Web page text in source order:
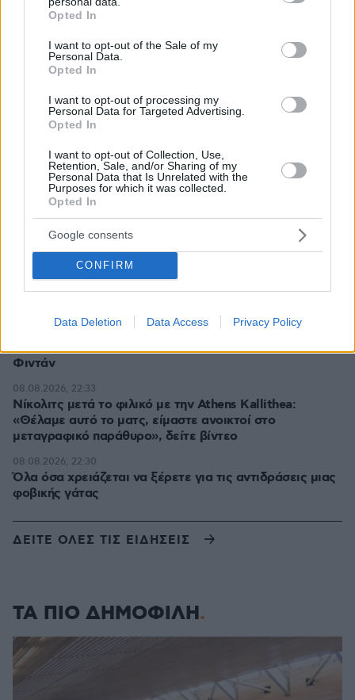
grant or deny consent to Google and its third-party tags to
use your data for below specified purposes in below Google
consent section.
Opted In
I want to opt-out of the Sale of my
Personal Data.
Opted In
I want to opt-out of processing my
Personal Data for Targeted Advertising.
Opted In
I want to opt-out of Collection, Use,
Retention, Sale, and/or Sharing of my
Personal Data that Is Unrelated with the
Purposes for which it was collected.
Opted In
Google consents
CONFIRM
Data Deletion Data Access Privacy Policy
Σουνίου: Συγκρούστηκε με μηχανή της ΔΙΑΣ, δύο
αστυνομικοί τραυματίες, βίντεο
πριν 31 λεπτά
Βοκαριά: Στο λιμανάκι της Χίου όπου μια οικογένεια
ψαράδων σε κάνει «ψαρά για μία μέρα»
Τα είδη κολοκυθιού και πώς τα μαγειρεύουμε
Καταγγελία για νυχτερινή είσοδο ισραηλινών
στρατευμάτων σε χωριό του Λιβάνου, η απάντηση του
Ισραήλ
πριν 41 λεπτά
Καρέτσας και Τζόλης στα «μαχαίρια» – Το ελληνικό
«ραντεβού» που κλέβει την παράσταση
Η αμυντική συμφωνία με Πακιστάν και Σαουδική Αραβία
είναι ίδια με το Άρθρο 5 του ΝΑΤΟ, λέει ο Χακάν
Φιντάν
08.08.2026, 22:36
Νίκολιτς μετά το φιλικό με την Athens Kallithea:
«Θέλαμε αυτό το ματς, είμαστε ανοικτοί στο
μεταγραφικό παράθυρο», δείτε βίντεο
08.08.2026, 22:33
Όλα όσα χρειάζεται να ξέρετε για τις αντιδράσεις μιας
φοβικής γάτας
08.08.2026, 22:30
ΔΕΙΤΕ ΟΛΕΣ ΤΙΣ ΕΙΔΗΣΕΙΣ
ΤΑ ΠΙΟ ΔΗΜΟΦΙΛΗ